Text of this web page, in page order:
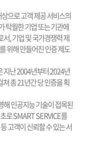
으로 고객 제공 서비스의
탁월한 기업 또는 기관에
, 기업 및 국가경쟁력 제
위해 만들어진 인증 제도
지난 2004년부터 2024년
총 21년간 당 인증을 획
해 인공지능 기술이 접목된
로 SMART SERVICE를
고객이 신뢰할 수 있는 서